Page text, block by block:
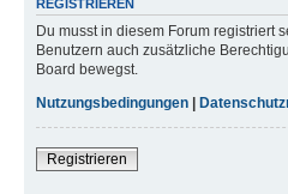
REGISTRIEREN
Du musst in diesem Forum registriert
Benutzern auch zusätzliche
Board bewegst.
Nutzungsbedingungen
Registrieren